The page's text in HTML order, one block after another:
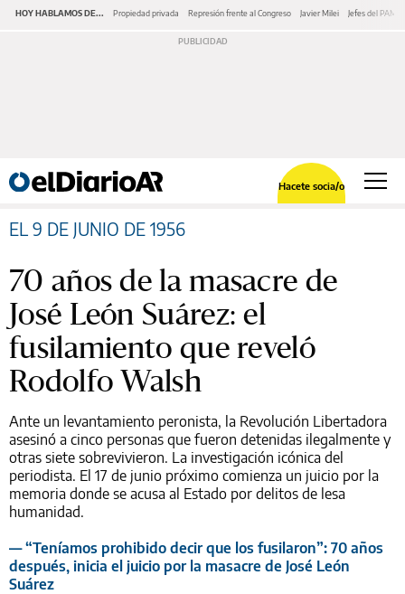
HOY HABLAMOS DE... Propiedad privada Represión frente al Congreso Javier Milei Jefes del PAMI
Hacete socia/o
EL 9 DE JUNIO DE 1956
70 años de la masacre de
José León Suárez: el
fusilamiento que reveló
Rodolfo Walsh
Ante un levantamiento peronista, la Revolución Libertadora
asesinó a cinco personas que fueron detenidas ilegalmente y
otras siete sobrevivieron. La investigación icónica del
periodista. El 17 de junio próximo comienza un juicio por la
memoria donde se acusa al Estado por delitos de lesa
humanidad.
— “Teníamos prohibido decir que los fusilaron”: 70 años
después, inicia el juicio por la masacre de José León
Suárez